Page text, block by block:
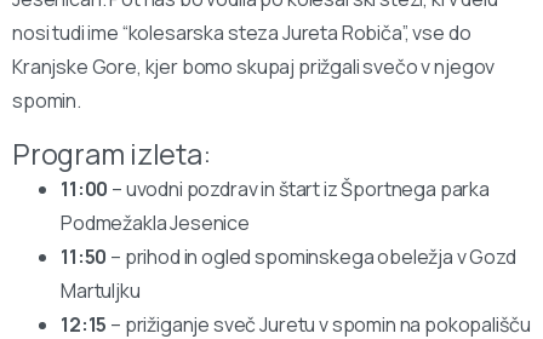
nosi tudi ime “kolesarska steza Jureta Robiča”, vse do
Kranjske Gore, kjer bomo skupaj prižgali svečo v njegov
spomin.
Program izleta:
11:00 – uvodni pozdrav in štart iz Športnega parka
Podmežakla Jesenice
11:50 – prihod in ogled spominskega obeležja v Gozd
Martuljku
12:15 – prižiganje sveč Juretu v spomin na pokopališču